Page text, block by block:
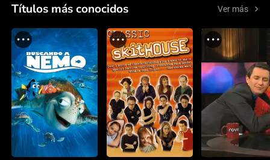
Títulos más conocidos Ver más